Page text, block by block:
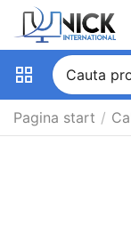
Pagina start /